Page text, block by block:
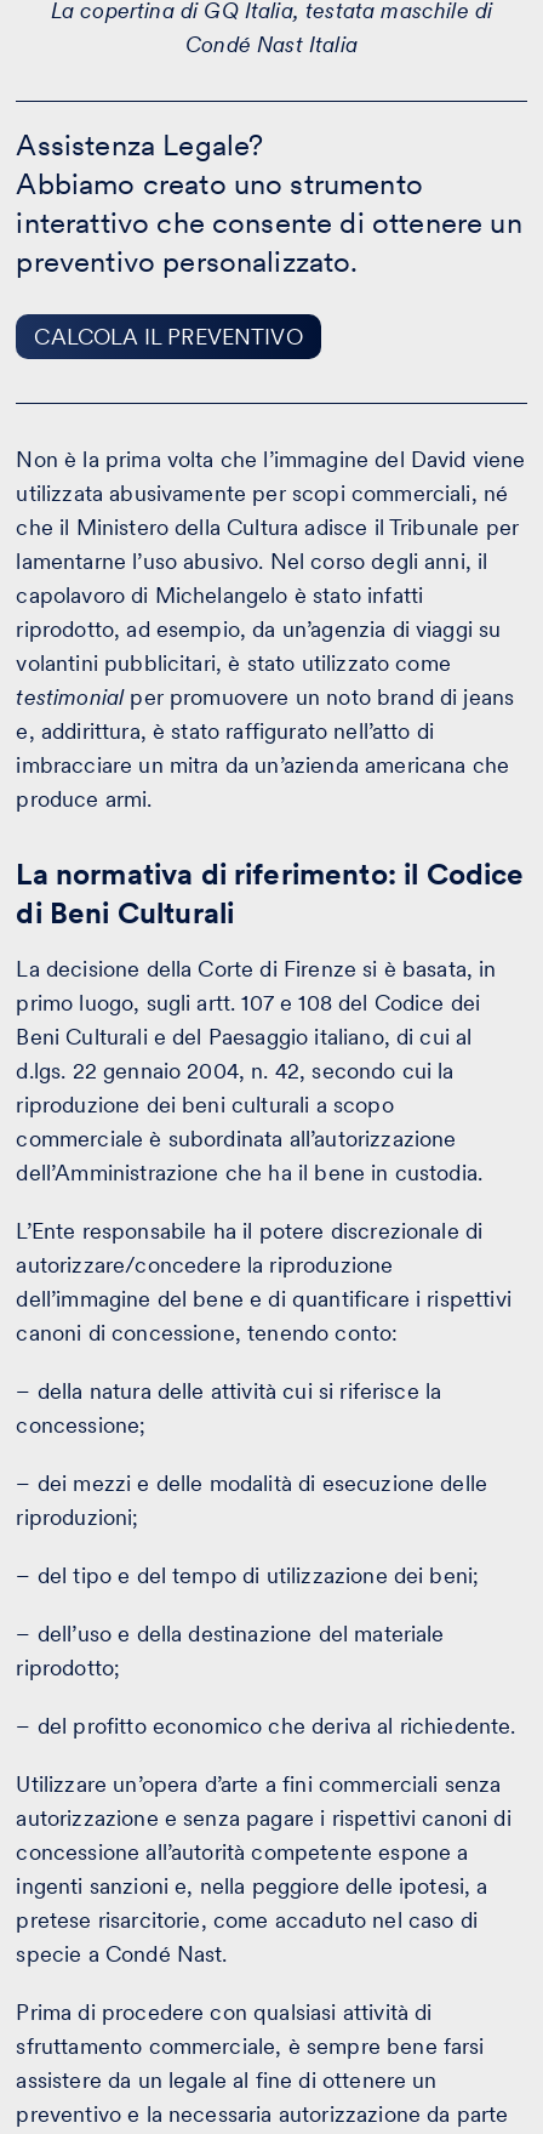
La copertina di GQ Italia, testata maschile di
Condé Nast Italia
Assistenza Legale?
Abbiamo creato uno strumento
interattivo che consente di ottenere un
preventivo personalizzato.
CALCOLA IL PREVENTIVO
Legale?
-
CALCOLA
PREVENTIVO
Non è la prima volta che l’immagine del David viene
utilizzata abusivamente per scopi commerciali, né
che il Ministero della Cultura adisce il Tribunale per
lamentarne l’uso abusivo. Nel corso degli anni, il
capolavoro di Michelangelo è stato infatti
riprodotto, ad esempio, da un’agenzia di viaggi su
volantini pubblicitari, è stato utilizzato come
testimonialper promuovere un noto brand di jeans
e, addirittura, è stato raffigurato nell’atto di
imbracciare un mitra da un’azienda americana che
produce armi.
La normativa di riferimento: il Codice
di Beni Culturali
La decisione della Corte di Firenze si è basata, in
primo luogo, sugli artt. 107 e 108 del Codice dei
Beni Culturali e del Paesaggio italiano, di cui al
d.lgs. 22 gennaio 2004, n. 42, secondo cui la
riproduzione dei beni culturali a scopo
commerciale è subordinata all’autorizzazione
dell’Amministrazione che ha il bene in custodia.
L’Ente responsabile ha il potere discrezionale di
autorizzare/concedere la riproduzione
dell’immagine del bene e di quantificare i rispettivi
canoni di concessione, tenendo conto:
– della natura delle attività cui si riferisce la
concessione;
– dei mezzi e delle modalità di esecuzione delle
riproduzioni;
– del tipo e del tempo di utilizzazione dei beni;
– dell’uso e della destinazione del materiale
riprodotto;
– del profitto economico che deriva al richiedente.
Utilizzare un’opera d’arte a fini commerciali senza
autorizzazione e senza pagare i rispettivi canoni di
concessione all’autorità competente espone a
ingenti sanzioni e, nella peggiore delle ipotesi, a
pretese risarcitorie, come accaduto nel caso di
specie a Condé Nast.
Prima di procedere con qualsiasi attività di
sfruttamento commerciale, è sempre bene farsi
assistere da un legale al fine di ottenere un
preventivo e la necessaria autorizzazione da parte